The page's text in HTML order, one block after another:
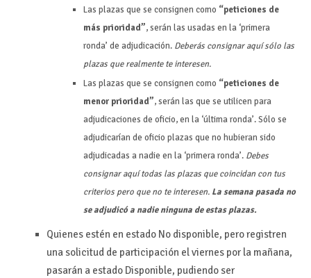
Las plazas que se consignen como “peticiones de
más prioridad”, serán las usadas en la ‘primera
ronda’ de adjudicación. Deberás consignar aquí sólo las
plazas que realmente te interesen.
Las plazas que se consignen como “peticiones de
menor prioridad”, serán las que se utilicen para
adjudicaciones de oficio, en la ‘última ronda’. Sólo se
adjudicarían de oficio plazas que no hubieran sido
adjudicadas a nadie en la ‘primera ronda’.Debes
consignar aquí todas las plazas que coincidan con tus
criterios pero que no te interesen. La semana pasada no
se adjudicó a nadie ninguna de estas plazas.
Quienes estén en estado No disponible, pero registren
una solicitud de participación el viernes por la mañana,
pasarán a estado Disponible, pudiendo ser